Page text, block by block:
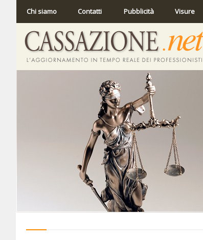
Chi siamo Contatti Pubblicità Visure